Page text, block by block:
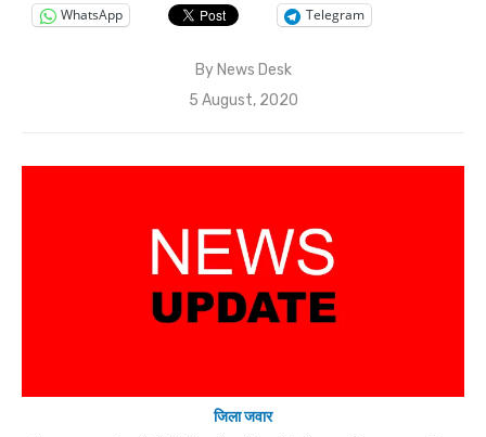
WhatsApp Telegram
By News Desk
Posted
5 August, 2020
जिला जवार